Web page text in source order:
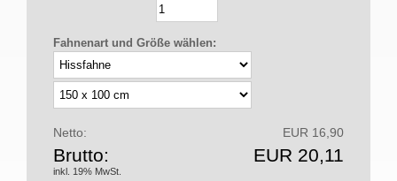
Fahnenart und Größe wählen:
Netto: EUR 16,90
Brutto:
inkl. 19% MwSt.
EUR 20,11